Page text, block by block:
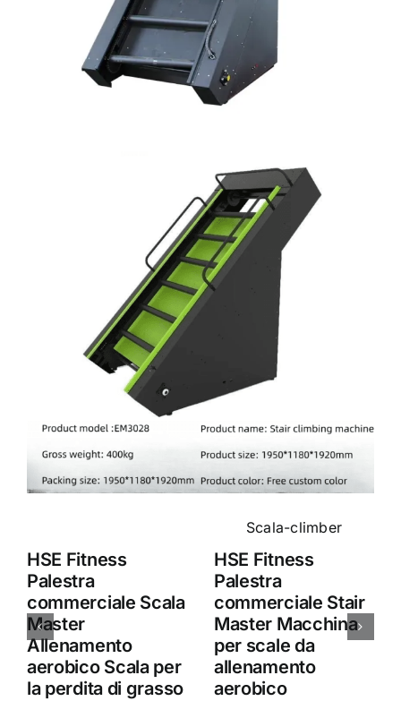
HSE Fitness
Palestra
commerciale Scala
Master
Allenamento
aerobico Scala per
la perdita di grasso
HSE Fitness
Palestra
commerciale Stair
Master Macchina
per scale da
allenamento
aerobico